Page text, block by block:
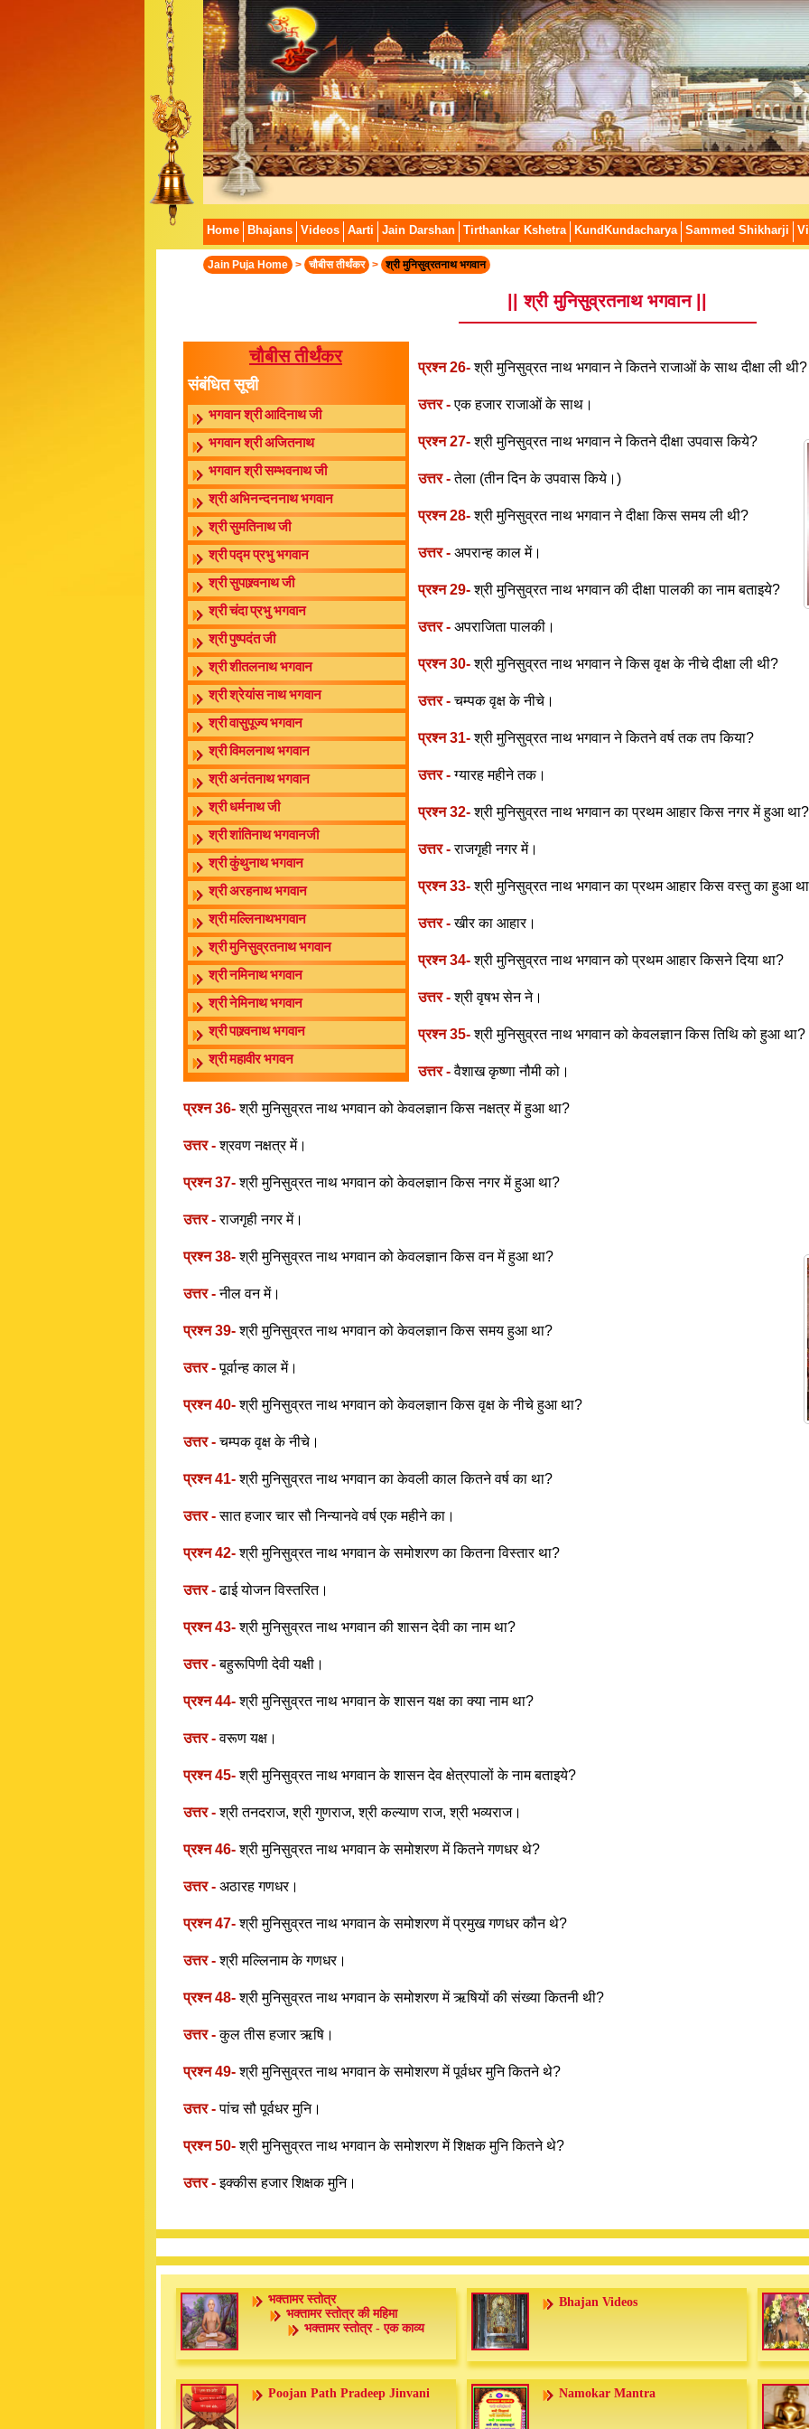
Home Bhajans Videos Aarti Jain Darshan Tirthankar Kshetra KundKundacharya Sammed Shikharji
Jain Puja Home > चौबीस तीर्थंकर > श्री मुनिसुव्रतनाथ भगवान
|| श्री मुनिसुव्रतनाथ भगवान ||
चौबीस तीर्थंकर
संबंधित सूची
भगवान श्री आदिनाथ जी
भगवान श्री अजितनाथ
भगवान श्री सम्भवनाथ जी
श्री अभिनन्दननाथ भगवान
श्री सुमतिनाथ जी
श्री पद्म प्रभु भगवान
श्री सुपाश्र्वनाथ जी
श्री चंदा प्रभु भगवान
श्री पुष्पदंत जी
श्री शीतलनाथ भगवान
श्री श्रेयांस नाथ भगवान
श्री वासुपूज्य भगवान
श्री विमलनाथ भगवान
श्री अनंतनाथ भगवान
श्री धर्मनाथ जी
श्री शांतिनाथ भगवानजी
श्री कुंथुनाथ भगवान
श्री अरहनाथ भगवान
श्री मल्लिनाथभगवान
श्री मुनिसुव्रतनाथ भगवान
श्री नमिनाथ भगवान
श्री नेमिनाथ भगवान
श्री पाश्र्वनाथ भगवान
श्री महावीर भगवन
प्रश्न 26-श्री मुनिसुव्रत नाथ भगवान ने कितने राजाओं के साथ दीक्षा ली थी?
उत्तर -एक हजार राजाओं के साथ।
प्रश्न 27-श्री मुनिसुव्रत नाथ भगवान ने कितने दीक्षा उपवास किये?
उत्तर -तेला (तीन दिन के उपवास किये।)
प्रश्न 28-श्री मुनिसुव्रत नाथ भगवान ने दीक्षा किस समय ली थी?
उत्तर - अपरान्ह काल में।
प्रश्न 29-श्री मुनिसुव्रत नाथ भगवान की दीक्षा पालकी का नाम बताइये?
उत्तर - अपराजिता पालकी।
प्रश्न 30-श्री मुनिसुव्रत नाथ भगवान ने किस वृक्ष के नीचे दीक्षा ली थी?
उत्तर -चम्पक वृक्ष के नीचे।
प्रश्न 31-श्री मुनिसुव्रत नाथ भगवान ने कितने वर्ष तक तप किया?
उत्तर -ग्यारह महीने तक।
प्रश्न 32-श्री मुनिसुव्रत नाथ भगवान का प्रथम आहार किस नगर में हुआ था?
उत्तर -राजगृही नगर में।
प्रश्न 33-श्री मुनिसुव्रत नाथ भगवान का प्रथम आहार किस वस्तु का हुआ
उत्तर -खीर का आहार।
प्रश्न 34-श्री मुनिसुव्रत नाथ भगवान को प्रथम आहार किसने दिया था?
उत्तर -श्री वृषभ सेन ने।
प्रश्न 35-श्री मुनिसुव्रत नाथ भगवान को केवलज्ञान किस तिथि को हुआ था?
उत्तर -वैशाख कृष्णा नौमी को।
प्रश्न 36-श्री मुनिसुव्रत नाथ भगवान को केवलज्ञान किस नक्षत्र में हुआ था?
उत्तर -श्रवण नक्षत्र में।
प्रश्न 37-श्री मुनिसुव्रत नाथ भगवान को केवलज्ञान किस नगर में हुआ था?
उत्तर -राजगृही नगर में।
प्रश्न 38-श्री मुनिसुव्रत नाथ भगवान को केवलज्ञान किस वन में हुआ था?
उत्तर -नील वन में।
प्रश्न 39-श्री मुनिसुव्रत नाथ भगवान को केवलज्ञान किस समय हुआ था?
उत्तर -पूर्वान्ह काल में।
प्रश्न 40-श्री मुनिसुव्रत नाथ भगवान को केवलज्ञान किस वृक्ष के नीचे हुआ था?
उत्तर -चम्पक वृक्ष के नीचे।
प्रश्न 41-श्री मुनिसुव्रत नाथ भगवान का केवली काल कितने वर्ष का था?
उत्तर -सात हजार चार सौ निन्यानवे वर्ष एक महीने का।
प्रश्न 42-श्री मुनिसुव्रत नाथ भगवान के समोशरण का कितना विस्तार था?
उत्तर -ढाई योजन विस्तरित।
प्रश्न 43-श्री मुनिसुव्रत नाथ भगवान की शासन देवी का नाम था?
उत्तर -बहुरूपिणी देवी यक्षी।
प्रश्न 44-श्री मुनिसुव्रत नाथ भगवान के शासन यक्ष का क्या नाम था?
उत्तर -वरूण यक्ष।
प्रश्न 45-श्री मुनिसुव्रत नाथ भगवान के शासन देव क्षेत्रपालों के नाम बताइये?
उत्तर -श्री तनदराज, श्री गुणराज, श्री कल्याण राज, श्री भव्यराज।
प्रश्न 46-श्री मुनिसुव्रत नाथ भगवान के समोशरण में कितने गणधर थे?
उत्तर - अठारह गणधर।
प्रश्न 47-श्री मुनिसुव्रत नाथ भगवान के समोशरण में प्रमुख गणधर कौन थे?
उत्तर -श्री मल्लिनाम के गणधर।
प्रश्न 48-श्री मुनिसुव्रत नाथ भगवान के समोशरण में ऋषियों की संख्या कितनी थी?
उत्तर -कुल तीस हजार ऋषि।
प्रश्न 49-श्री मुनिसुव्रत नाथ भगवान के समोशरण में पूर्वधर मुनि कितने थे?
उत्तर -पांच सौ पूर्वधर मुनि।
प्रश्न 50-श्री मुनिसुव्रत नाथ भगवान के समोशरण में शिक्षक मुनि कितने थे?
उत्तर -इक्कीस हजार शिक्षक मुनि।
भक्तामर स्तोत्र
भक्तामर स्तोत्र की महिमा
भक्तामर स्तोत्र - एक काव्य
Bhajan Videos
Poojan Path Pradeep Jinvani Namokar Mantra